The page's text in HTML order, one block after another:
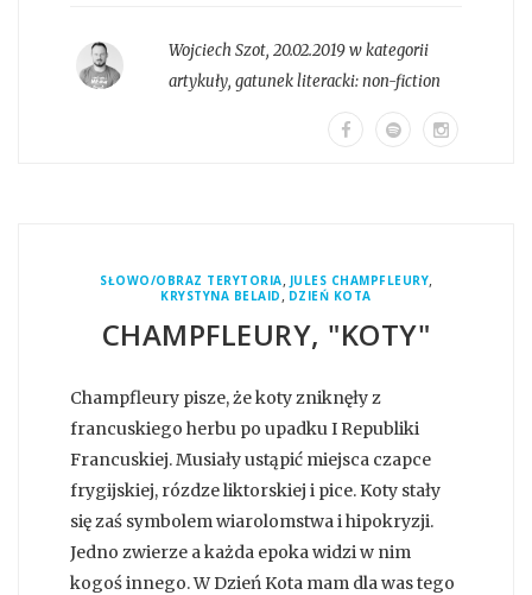
Wojciech Szot, 20.02.2019 w kategorii
artykuły, gatunek literacki:non-fiction
SŁOWO/OBRAZ TERYTORIA, JULES CHAMPFLEURY,
KRYSTYNA BELAID , DZIEŃ KOTA
CHAMPFLEURY, "KOTY"
Champfleury pisze, że koty zniknęły z
francuskiego herbu po upadku I Republiki
Francuskiej. Musiały ustąpić miejsca czapce
frygijskiej, rózdze liktorskiej i pice. Koty stały
się zaś symbolem wiarolomstwa i hipokryzji.
Jedno zwierze a każda epoka widzi w nim
kogoś innego. W Dzień Kota mam dla was tego